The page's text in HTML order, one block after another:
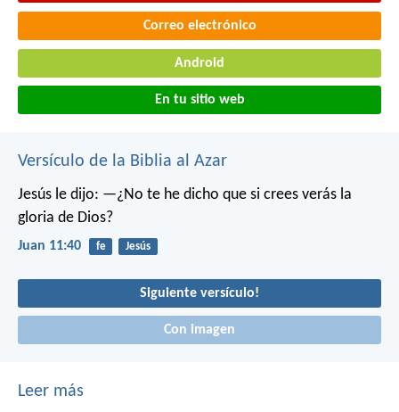
Correo electrónico
Android
En tu sitio web
Versículo de la Biblia al Azar
Jesús le dijo: —¿No te he dicho que si crees verás la
gloria de Dios?
Juan 11:40 fe Jesús
Siguiente versículo!
Con imagen
Leer más